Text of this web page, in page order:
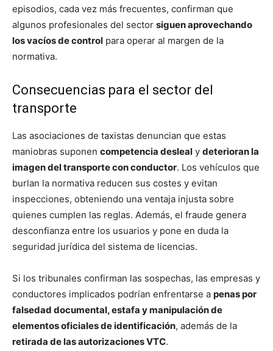
episodios, cada vez más frecuentes, confirman que
algunos profesionales del sector siguen aprovechando
los vacíos de control para operar al margen de la
normativa.
Consecuencias para el sector del
transporte
Las asociaciones de taxistas denuncian que estas
maniobras suponen competencia desleal y deterioran la
imagen del transporte con conductor. Los vehículos que
burlan la normativa reducen sus costes y evitan
inspecciones, obteniendo una ventaja injusta sobre
quienes cumplen las reglas. Además, el fraude genera
desconfianza entre los usuarios y pone en duda la
seguridad jurídica del sistema de licencias.
Si los tribunales confirman las sospechas, las empresas y
conductores implicados podrían enfrentarse a penas por
falsedad documental, estafa y manipulación de
elementos oficiales de identificación, además de la
retirada de las autorizaciones VTC.